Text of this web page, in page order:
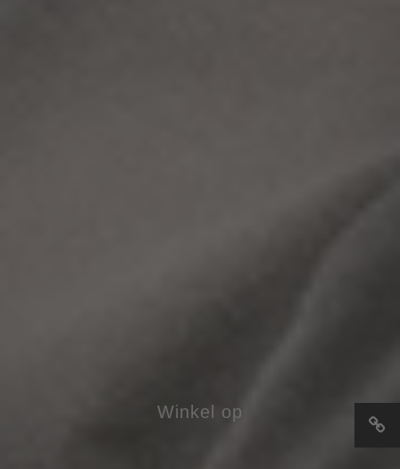
Winkel op